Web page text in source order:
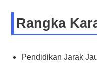
Rangka
Pendidikan Jarak